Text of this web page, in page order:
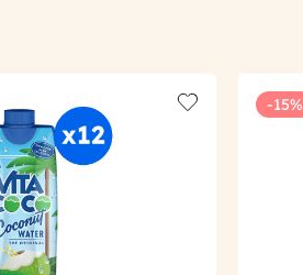
Add to wishlist
-15%